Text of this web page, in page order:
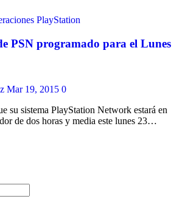
PlayStation
PSN programado para el Lunes
Mar 19, 2015 0
su sistema PlayStation Network estará en
de dos horas y media este lunes 23…